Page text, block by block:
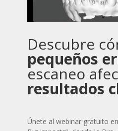
Descubre
pequeños
escaneo
resultados
Únete al webinar gratuito